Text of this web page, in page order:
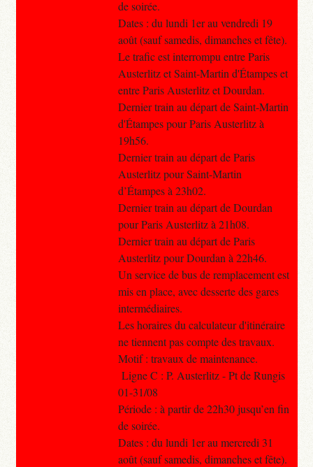
de soirée.
Dates : du lundi 1er au vendredi 19
août (sauf samedis, dimanches et fête).
Le trafic est interrompu entre Paris
Austerlitz et Saint-Martin d'Étampes et
entre Paris Austerlitz et Dourdan.
Dernier train au départ de Saint-Martin
d'Étampes pour Paris Austerlitz à
19h56.
Dernier train au départ de Paris
Austerlitz pour Saint-Martin
d’Étampes à 23h02.
Dernier train au départ de Dourdan
pour Paris Austerlitz à 21h08.
Dernier train au départ de Paris
Austerlitz pour Dourdan à 22h46.
Un service de bus de remplacement est
mis en place, avec desserte des gares
intermédiaires.
Les horaires du calculateur d'itinéraire
ne tiennent pas compte des travaux.
Motif : travaux de maintenance.
Ligne C : P. Austerlitz - Pt de Rungis
01-31/08
Période : à partir de 22h30 jusqu’en fin
de soirée.
Dates : du lundi 1er au mercredi 31
août (sauf samedis, dimanches et fête).